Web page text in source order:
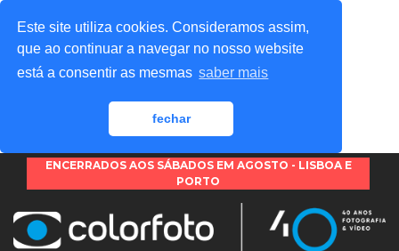
Este site utiliza cookies. Consideramos assim,
que ao continuar a navegar no nosso website
está a consentir as mesmas saber mais
fechar
ENCERRADOS AOS SÁBADOS EM AGOSTO - LISBOA E
PORTO